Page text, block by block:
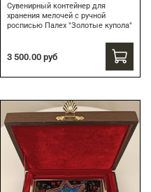
Сувенирный контейнер для
хранения мелочей с ручной
росписью Палех "Золотые купола"
3 500.00 руб